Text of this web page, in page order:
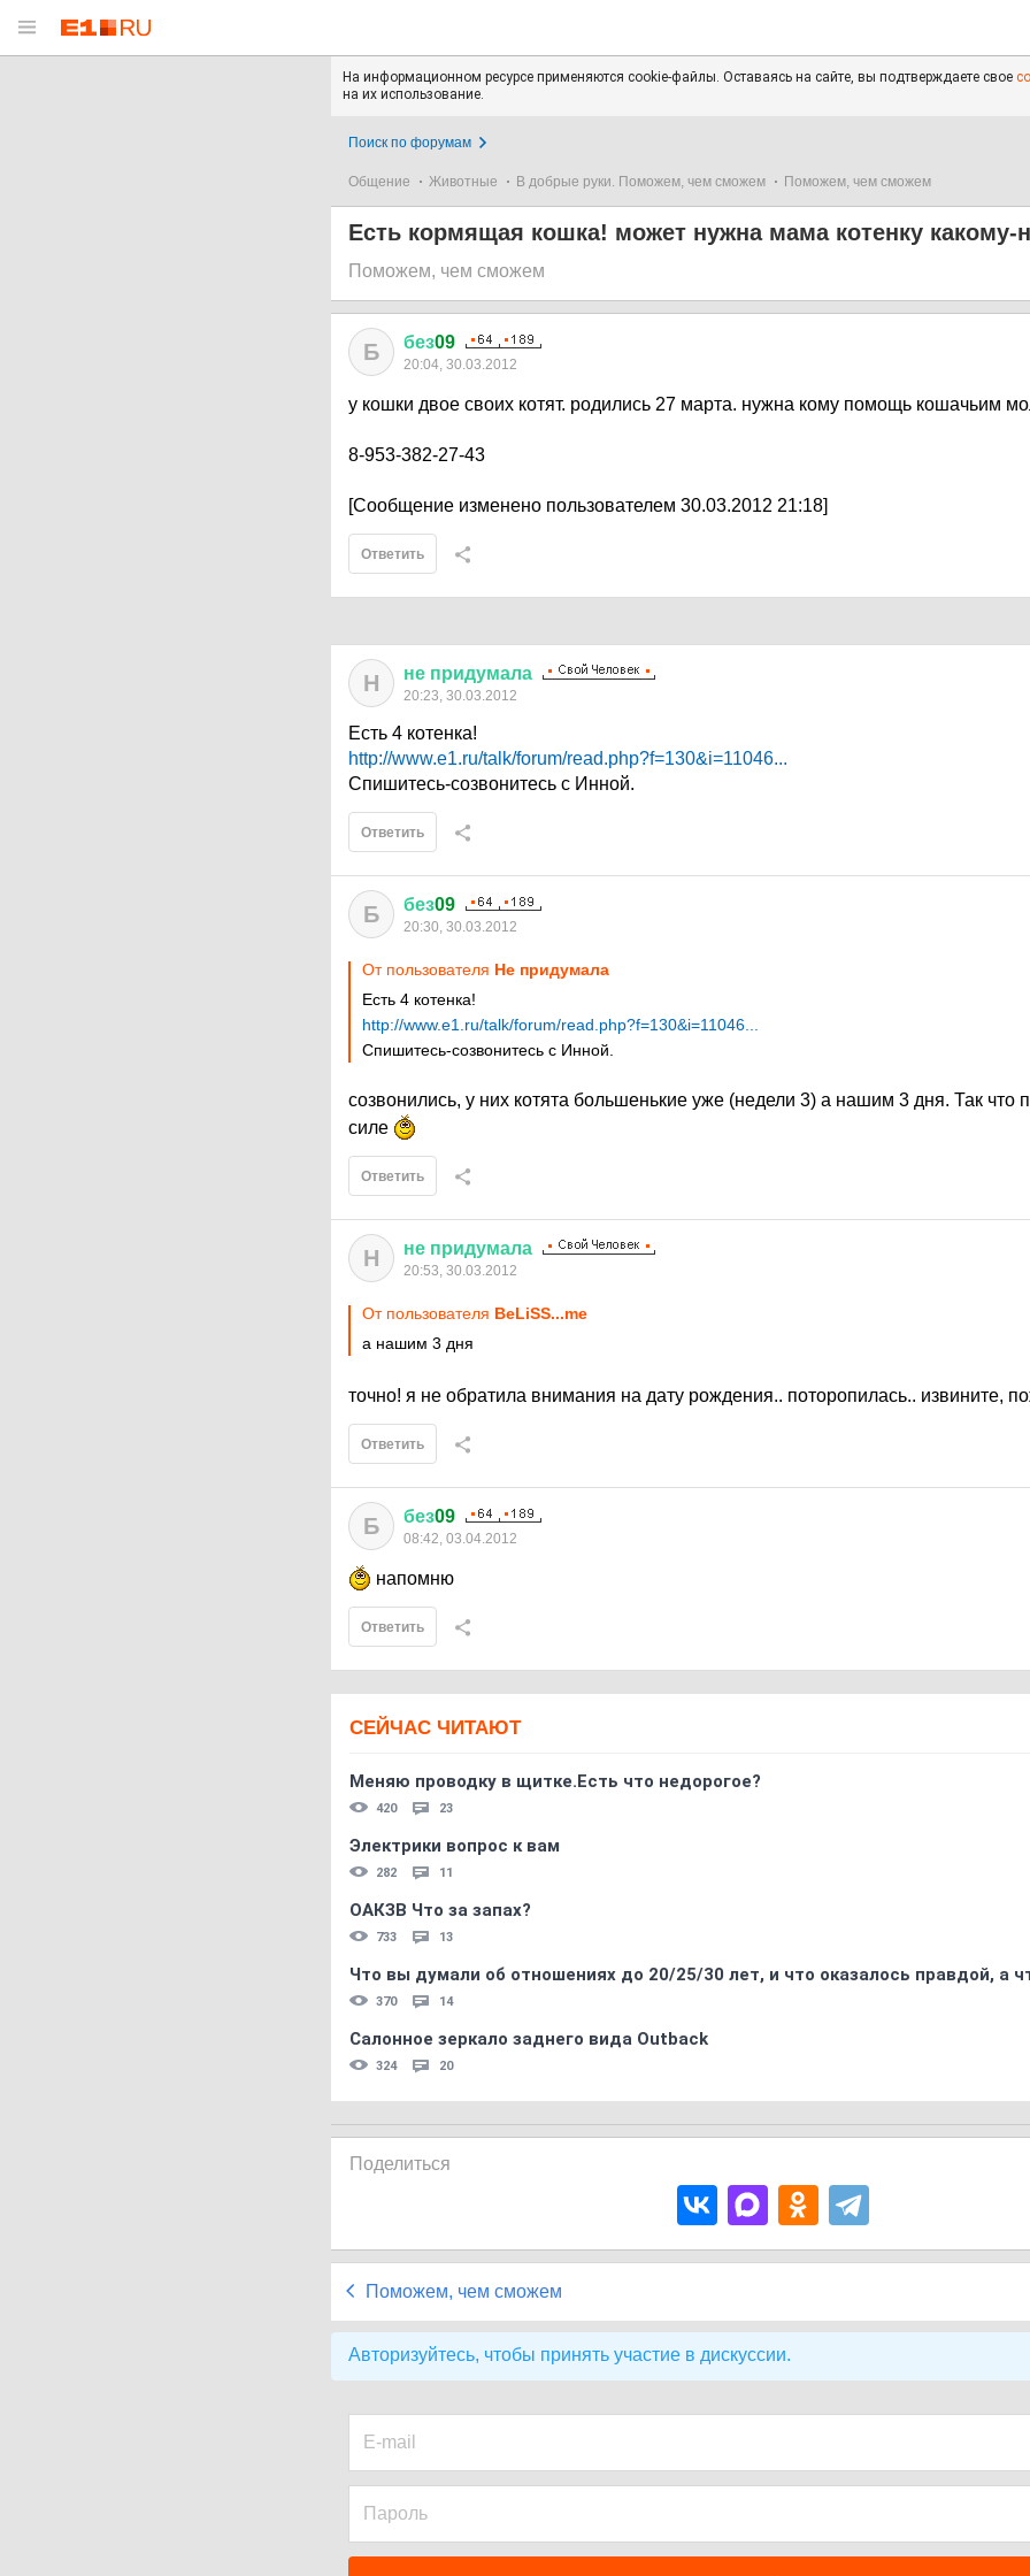
На информационном ресурсе применяются cookie-файлы. Оставаясь на сайте, вы подтверждаете свое
на их использование.
Поиск по форумам
Общение Животные В добрые руки. Поможем, чем сможем Поможем, чем сможем
Есть кормящая кошка! может нужна мама котенку какому-
Поможем, чем сможем
Б без09
20:04, 30.03.2012
у кошки двое своих котят. родились 27 марта. нужна кому помощь кошачьим
8-953-382-27-43
[Сообщение изменено пользователем 30.03.2012 21:18]
Ответить
Н не придумала
20:23, 30.03.2012
Есть 4 котенка!
http://www.e1.ru/talk/forum/read.php?f=130&i=11046...
Спишитесь-созвонитесь с Инной.
Ответить
Б без09
20:30, 30.03.2012
От пользователя Не придумала
Есть 4 котенка!
http://www.e1.ru/talk/forum/read.php?f=130&i=11046...
Спишитесь-созвонитесь с Инной.
созвонились, у них котята большенькие уже (недели 3) а нашим 3 дня. Так что
силе
Ответить
Н не придумала
20:53, 30.03.2012
От пользователя BeLiSS...me
а нашим 3 дня
точно! я не обратила внимания на дату рождения.. поторопилась.. извините,
Ответить
Б без09
08:42, 03.04.2012
напомню
Ответить
СЕЙЧАС ЧИТАЮТ
Меняю проводку в щитке.Есть что недорогое?
420 23
Электрики вопрос к вам
282 11
ОАКЗВ Что за запах?
733 13
Что вы думали об отношениях до 20/25/30 лет, и что оказалось правдой, а
370 14
Салонное зеркало заднего вида Outback
324 20
Поделиться
Поможем, чем сможем
Авторизуйтесь, чтобы принять участие в дискуссии.